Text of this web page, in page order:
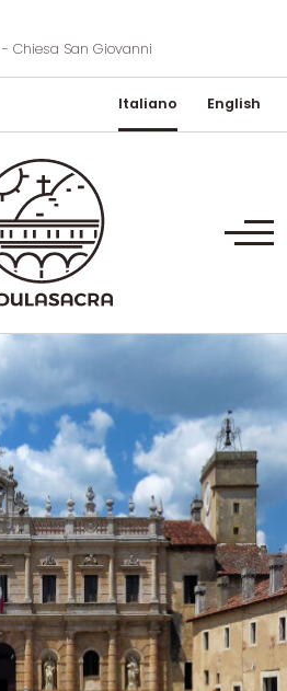
- Chiesa San Giovanni
Italiano English